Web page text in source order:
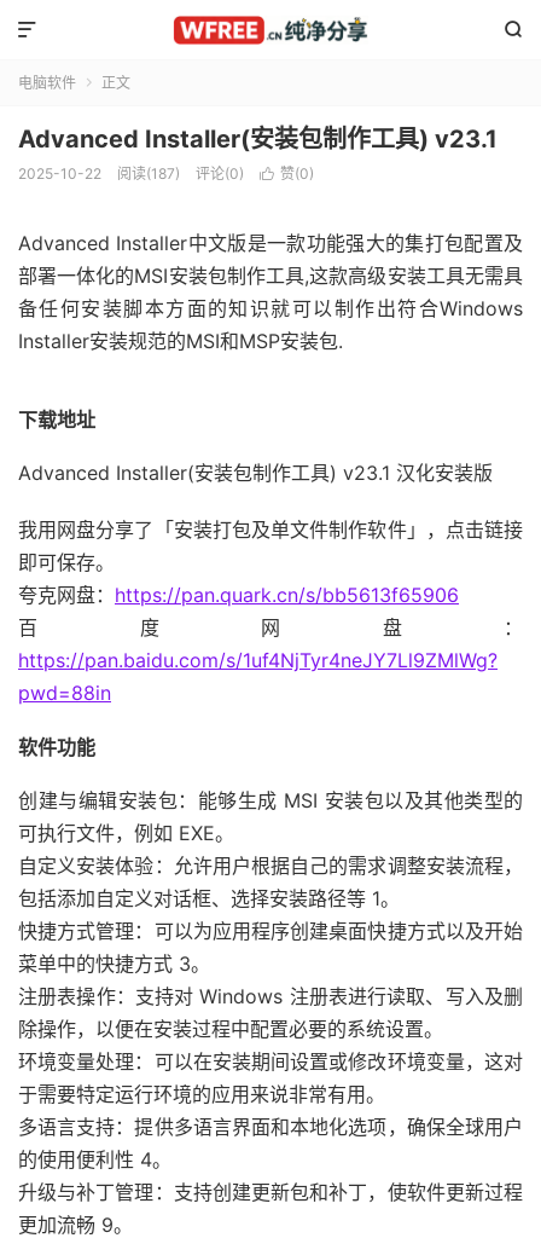


电脑软件  正文
Advanced Installer(安装包制作工具) v23.1
2025-10-22 阅读(187) 评论(0)  赞(0)
Advanced Installer中文版是一款功能强大的集打包配置及
部署一体化的MSI安装包制作工具,这款高级安装工具无需具
备任何安装脚本方面的知识就可以制作出符合Windows
Installer安装规范的MSI和MSP安装包.
下载地址
Advanced Installer(安装包制作工具) v23.1 汉化安装版
我用网盘分享了「安装打包及单文件制作软件」，点击链接
即可保存。
夸克网盘： https://pan.quark.cn/s/bb5613f65906
百度网盘：
https://pan.baidu.com/s/1uf4NjTyr4neJY7Ll9ZMlWg?
pwd=88in
软件功能
创建与编辑安装包：能够生成 MSI 安装包以及其他类型的
可执行文件，例如 EXE。
自定义安装体验：允许用户根据自己的需求调整安装流程，
包括添加自定义对话框、选择安装路径等 1。
快捷方式管理：可以为应用程序创建桌面快捷方式以及开始
菜单中的快捷方式 3。
注册表操作：支持对 Windows 注册表进行读取、写入及删
除操作，以便在安装过程中配置必要的系统设置。
环境变量处理：可以在安装期间设置或修改环境变量，这对
于需要特定运行环境的应用来说非常有用。
多语言支持：提供多语言界面和本地化选项，确保全球用户
的使用便利性 4。
升级与补丁管理：支持创建更新包和补丁，使软件更新过程
更加流畅 9。